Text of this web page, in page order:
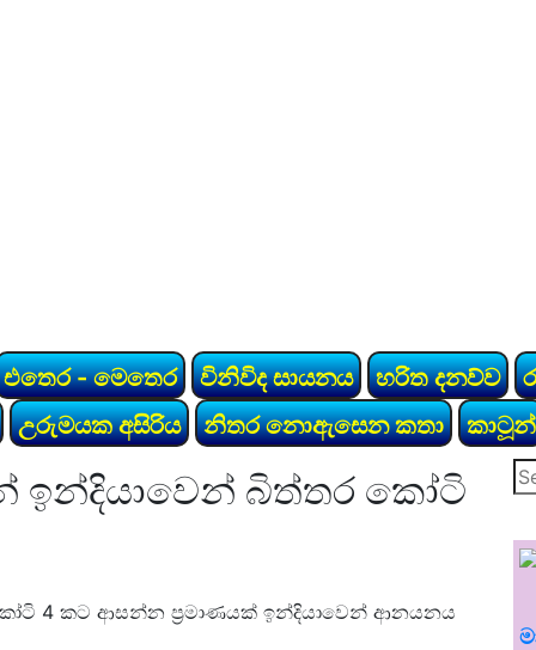
එතෙර - මෙතෙර විනිවිද සායනය හරිත දනව්ව
උරුමයක අසිරිය නිතර නොඇසෙන කතා කාටූන්
ඉන්දියාවෙන් බිත්තර කෝටි
4 කට ආසන්න ප්‍රමාණයක් ඉන්දියාවෙන් ආනයනය